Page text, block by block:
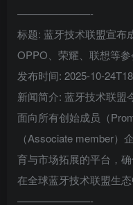
———————-
标题: 蓝牙技术联盟宣布
OPPO、荣耀、联想等参
发布时间: 2025-10-
新闻简介: 蓝牙技术联盟
面向所有创始成员（
（Associate member）
育与市场拓展的平台，
在全球蓝牙技术联盟生
———————-